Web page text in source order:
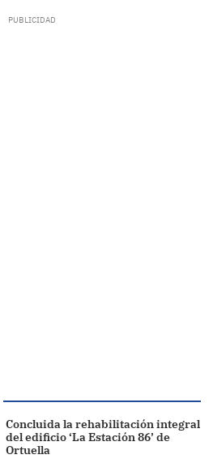
Concluida la rehabilitación integral
del edificio ‘La Estación 86’ de
Ortuella